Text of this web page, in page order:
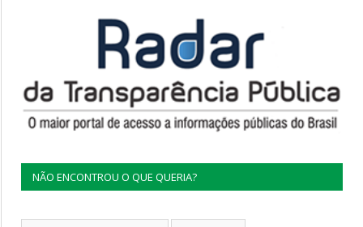
NÃO ENCONTROU O QUE QUERIA?